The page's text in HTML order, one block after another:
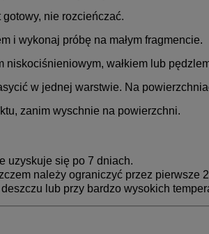
gotowy, nie rozcieńczać.
i wykonaj próbę na małym fragmencie.
niskociśnieniowym, wałkiem lub
w jednej warstwie. Na
zanim wyschnie na powierzchni.
uzyskuje się po 7 dniach.
należy ograniczyć przez pierwsze
lub przy bardzo wysokich